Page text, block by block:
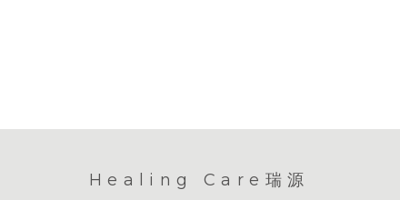
Healing Care瑞源